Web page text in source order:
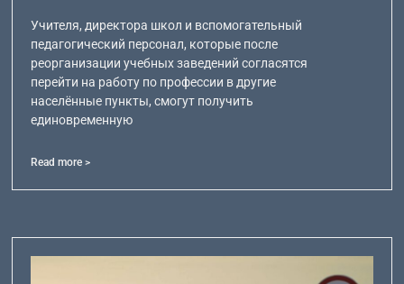
Учителя, директора школ и вспомогательный
педагогический персонал, которые после
реорганизации учебных заведений согласятся
перейти на работу по профессии в другие
населённые пункты, смогут получить
единовременную
Read more >